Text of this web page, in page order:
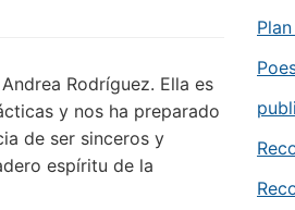
Rodríguez. Ella es
y nos ha preparado
de ser sinceros y
espíritu de la